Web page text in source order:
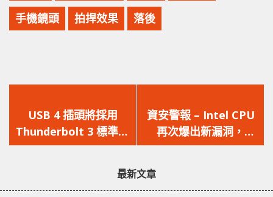
手機鏡頭 拍捍效果 落後
一
篇
文
USB 4 插頭將採用
Thunderbolt 3 標準，
Intel 10nm Ice Lake
Thunderbolt 3 主控
一
篇
文
資安警報 – Intel CPU
再次爆出新漏洞，
AMD、ARM CPU 免疫
最新文章